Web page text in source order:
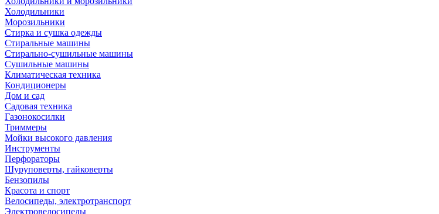
Холодильники
Морозильники
Стирка и сушка одежды
Стиральные машины
Стирально-сушильные машины
Сушильные машины
Климатическая техника
Кондиционеры
Дом и сад
Садовая техника
Газонокосилки
Триммеры
Мойки высокого давления
Инструменты
Перфораторы
Шуруповерты, гайковерты
Бензопилы
Красота и спорт
Велосипеды, электротранспорт
Электровелосипеды